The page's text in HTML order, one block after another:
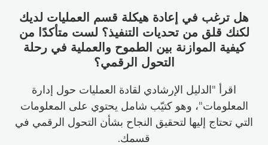
هل ترغب في إعادة هيكلة قسم العمليات لديك
لكنك قلق من تحديات التنفيذ؟ لست متأكدًا من
كيفية الموازنة بين الطموح والعملية في رحلة
التحول الرقمي؟
اقرأ "الدليل الإرشادي لقادة العمليات حول إدارة
المعلومات"، وهو كتيّب شامل يحتوي على المعلومات
التي تحتاج إليها لتحقيق النجاح بشأن التحول الرقمي في
قسمك.